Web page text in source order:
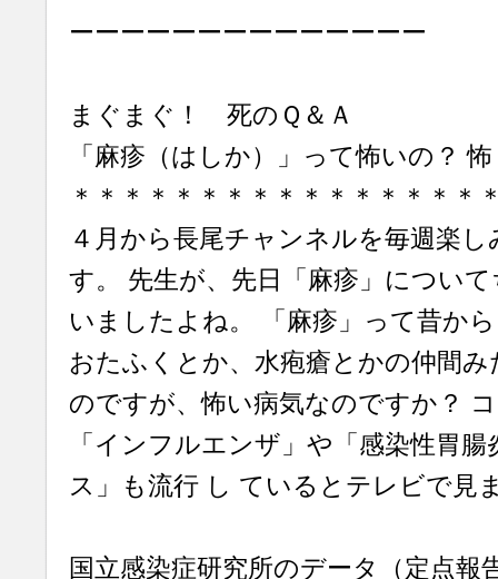
ーーーーーーーーーーーーーー
まぐまぐ！ 死のＱ＆Ａ
「麻疹（はしか）」って怖いの？
＊＊＊＊＊＊＊＊＊＊＊＊＊＊＊＊
４月から長尾チャンネルを毎週楽
す。 先生が、先日「麻疹」につい
いましたよね。 「麻疹」って昔か
おたふくとか、水疱瘡とかの仲間
のですが、怖い病気なのですか？
「インフルエンザ」や「感染性胃
ス」も流行 し ているとテレビで見
国立感染症研究所のデータ（定点